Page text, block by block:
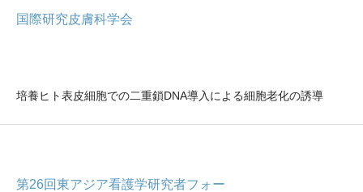
国際研究皮膚科学会
培養ヒト表皮細胞での二重鎖DNA導入による細胞老化の誘導
第26回東アジア看護学研究者フォー